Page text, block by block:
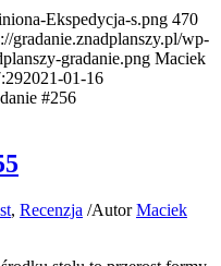
Ekspedycja-s.png 470
gradanie.znadplanszy.pl/wp-
gradanie.png Maciek
2021-01-16
#256
, Recenzja /AutorMaciek